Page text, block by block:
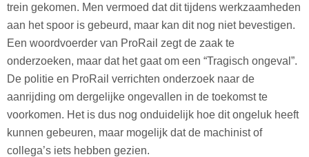
trein gekomen. Men vermoed dat dit tijdens werkzaamheden
aan het spoor is gebeurd, maar kan dit nog niet bevestigen.
Een woordvoerder van ProRail zegt de zaak te
onderzoeken, maar dat het gaat om een “Tragisch ongeval”.
De politie en ProRail verrichten onderzoek naar de
aanrijding om dergelijke ongevallen in de toekomst te
voorkomen. Het is dus nog onduidelijk hoe dit ongeluk heeft
kunnen gebeuren, maar mogelijk dat de machinist of
collega’s iets hebben gezien.